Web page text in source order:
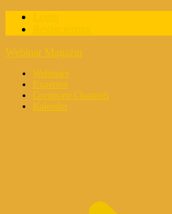
Webinar Magazin
Webinare
Experten
Corporate Channels
Kalender